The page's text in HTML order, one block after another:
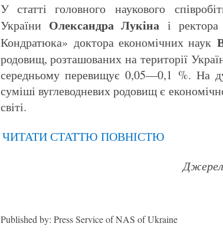
У статті головного наукового
України Олександра Лукіна і
Кондратюка» доктора економічних наук
родовищ, розташованих на території
середньому перевищує 0,05—0,1 %. На
суміші вуглеводневих родовищ є
світі.
ЧИТАТИ СТАТТЮ ПОВНІСТЮ
Published by: Press Service of NAS of Ukraine